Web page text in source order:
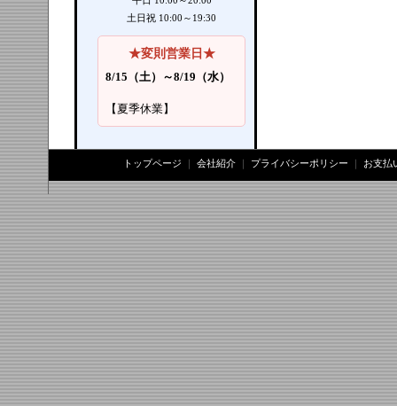
土日祝 10:00～19:30
★変則営業日★
8/15（土）～8/19（水）
【夏季休業】
トップページ 会社紹介 プライバシーポリシー お支払